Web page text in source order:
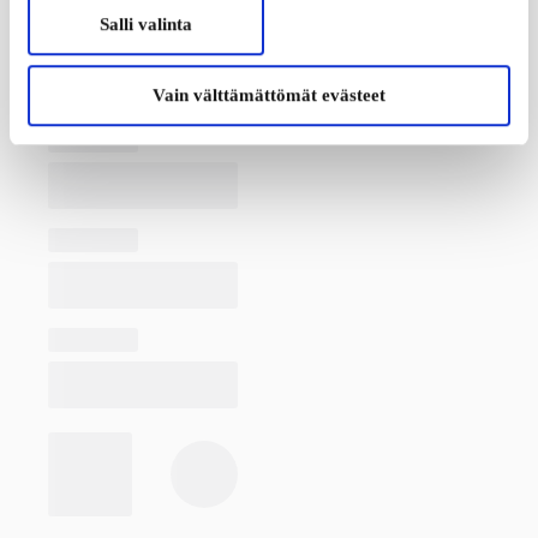
Salli valinta
Vain välttämättömät evästeet